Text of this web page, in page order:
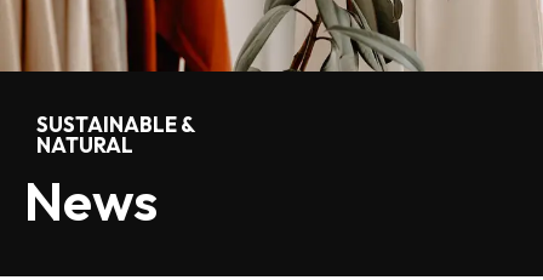
SUSTAINABLE &
NATURAL
News